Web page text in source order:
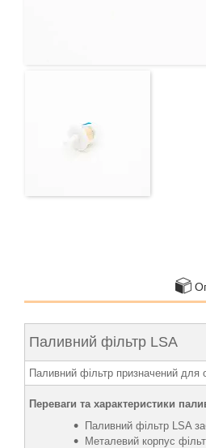
Паливний фільтр LSA
Паливний фільтр призначений для
Переваги та характеристики
Паливний фільтр LSA
Металевий корпус